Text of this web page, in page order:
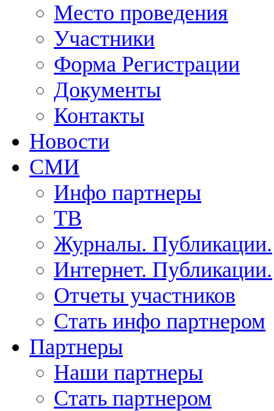
Место проведения
Участники
Форма Регистрации
Документы
Контакты
Новости
СМИ
Инфо партнеры
ТВ
Журналы. Публикации.
Интернет. Публикации.
Отчеты участников
Стать инфо партнером
Партнеры
Наши партнеры
Стать партнером